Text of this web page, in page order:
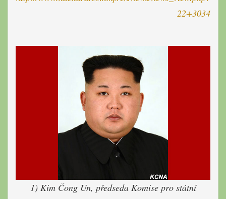
22+3034
1) Kim Čong Un, předseda Komise pro státní